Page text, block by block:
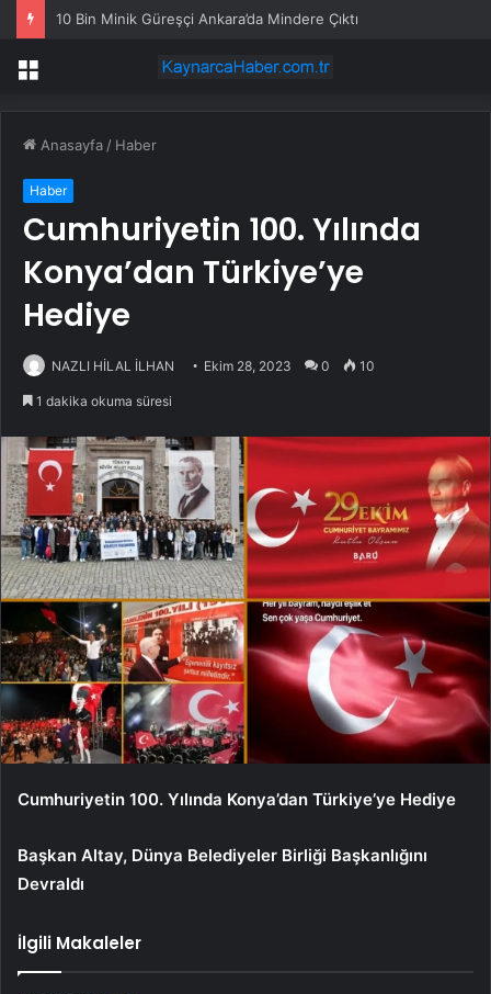
10 Bin Minik Güreşçi Ankara’da Mindere Çıktı
Menü
Anasayfa / Haber
Haber
Cumhuriyetin 100. Yılında
Konya’dan Türkiye’ye
Hediye
NAZLI HİLAL İLHAN Ekim 28, 2023 0 10
1 dakika okuma süresi
Cumhuriyetin 100. Yılında Konya’dan Türkiye’ye Hediye
Başkan Altay, Dünya Belediyeler Birliği Başkanlığını
Devraldı
İlgili Makaleler